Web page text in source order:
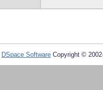
DSpace Software Copyright ©